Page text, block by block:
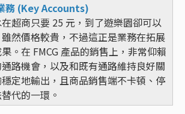
務 (Key Accounts)
超商只要 25 元，到了遊樂園卻可以
然價格較貴，不過這正是業務在拓展
。在 FMCG 產品的銷售上，非常仰賴
路機會，以及和既有通路維持良好關
定地輸出，且商品銷售端不卡頓、停
代的一環。